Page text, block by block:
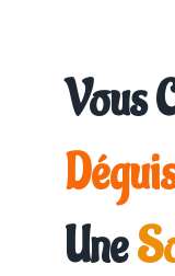
Vous
Une